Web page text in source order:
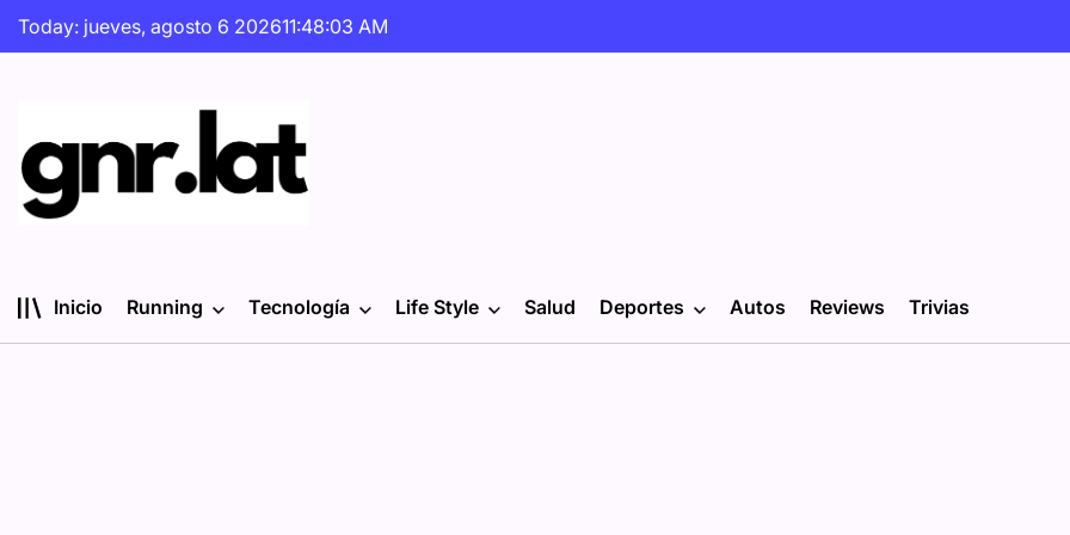
Skip
Today: jueves, agosto 6 202611:48:04 AM
Inicio Running Tecnología Life Style Salud Deportes Autos Reviews Trivias